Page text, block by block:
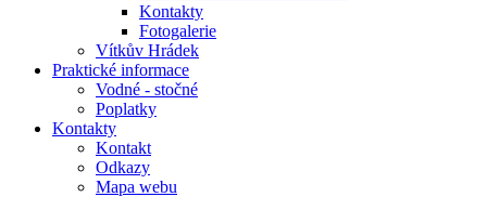
Kontakty
Fotogalerie
Vítkův Hrádek
Praktické informace
Vodné - stočné
Poplatky
Kontakty
Kontakt
Odkazy
Mapa webu